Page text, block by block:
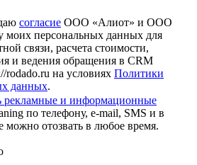
согласие ООО «Алиот» и ООО
моих персональных данных для
связи, расчета стоимости,
и ведения обращения в CRM
rodado.ru на условиях Политики
данных.
рекламные и информационные
по телефону, e-mail, SMS и в
можно отозвать в любое время.